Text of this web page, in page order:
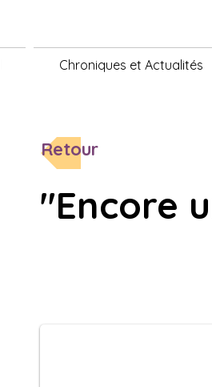
Chroniques et Actualités
Retour
"Encore